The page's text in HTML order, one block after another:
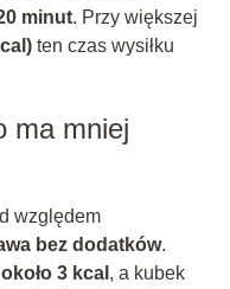
minut. Przy większej
ten czas wysiłku
ma mniej
względem
bez dodatków.
około 3 kcal , a kubek